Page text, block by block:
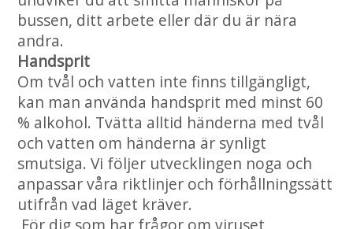
bussen, ditt arbete eller där du är nära
andra.
Handsprit
Om tvål och vatten inte finns tillgängligt,
kan man använda handsprit med minst 60
% alkohol. Tvätta alltid händerna med tvål
och vatten om händerna är synligt
smutsiga. Vi följer utvecklingen noga och
anpassar våra riktlinjer och förhållningssätt
utifrån vad läget kräver.